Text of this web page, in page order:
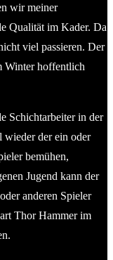
wir meiner
Qualität im Kader. Da
viel passieren. Der
Winter hoffentlich
Schichtarbeiter in der
wieder der ein oder
bemühen,
Jugend kann der
anderen Spieler
Thor Hammer im